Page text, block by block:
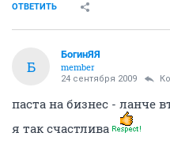
ОТВЕТИТЬ
Б
БогинЯЯ
member
24 сентября 2009
паста на бизнес - ланче
я так счастлива